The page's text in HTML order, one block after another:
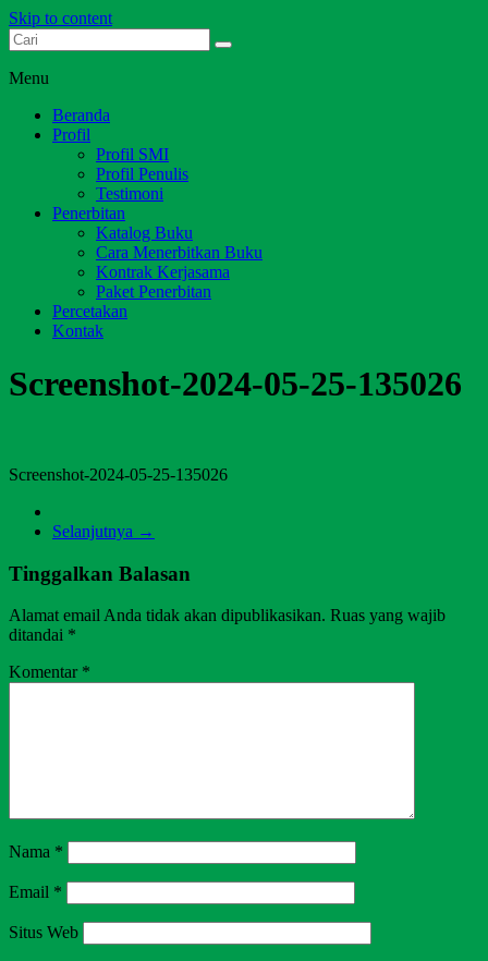
Skip to content
Dari Jambi untuk Indonesia
Menu
Beranda
Profil
Profil SMI
Profil Penulis
Testimoni
Penerbitan
Katalog Buku
Cara Menerbitkan Buku
Kontrak Kerjasama
Paket Penerbitan
Percetakan
Kontak
Screenshot-2024-05-25-135026
Screenshot-2024-05-25-135026
Selanjutnya →
Tinggalkan Balasan
Alamat email Anda tidak akan dipublikasikan. Ruas yang wajib
ditandai *
Komentar *
Nama *
Email *
Situs Web